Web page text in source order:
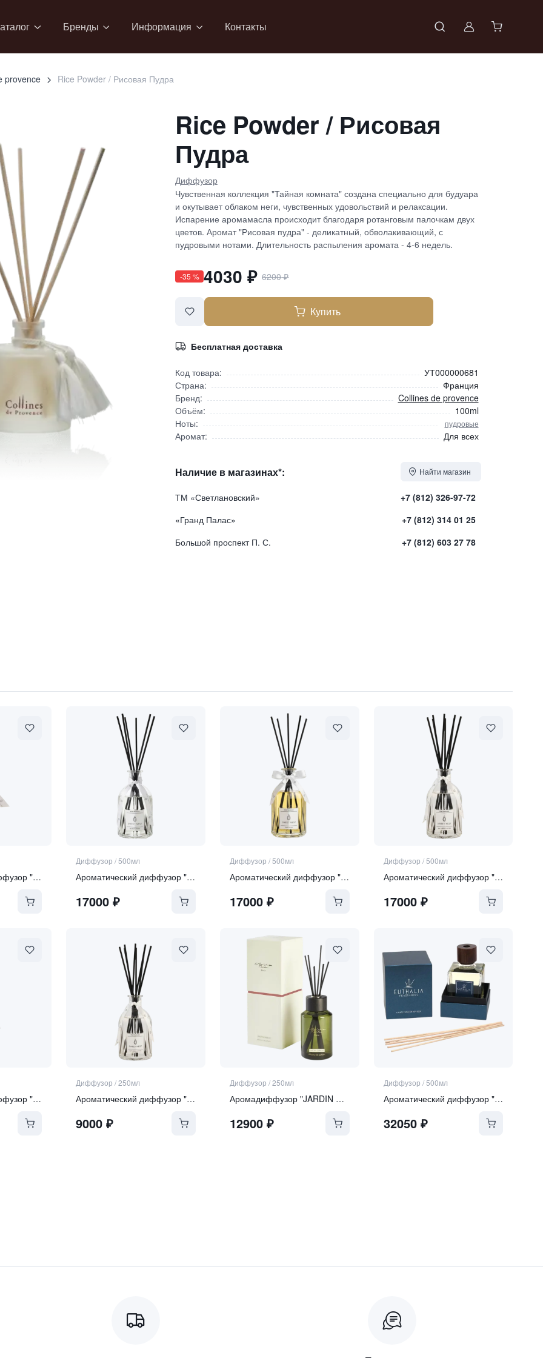
Бренды Информация Контакты Войти в
provence Rice Powder / Рисовая Пудра
Rice Powder / Рисовая
Пудра
Диффузор
Чувственная коллекция "Тайная комната" создана специально для будуара
и окутывает облаком неги, чувственных удовольствий и релаксации.
Испарение аромамасла происходит благодаря ротанговым палочкам двух
цветов. Аромат "Рисовая пудра" - деликатный, обволакивающий, с
пудровыми нотами. Длительность распыления аромата - 4-6 недель.
-35 % 4030 ₽6200₽
Купить
Бесплатная доставка
Код товара:
УТ000000681
Страна:
Франция
Бренд:
Collines de provence
Объём:
100ml
Ноты:
пудровые
Аромат: Для всех
Наличие в магазинах*: Найти магазин
ТМ «Светлановский»
+7 (812) 326-97-72
«Гранд Палас»
+7 (812) 314 01 25
Большой проспект П. С.
+7 (812) 603 27 78
Ароматический диффузор "Pure Rose"
Диффузор /500мл
Ароматический диффузор "Sea Salt and Orchid"
17000 ₽
Диффузор /500мл
Ароматический диффузор "Tonka and Oud"
17000₽
Диффузор /500мл
Ароматический диффузор "Soft Linen & Cotton"
17000₽
Ароматический диффузор "Tonka and Oud"
Диффузор /250мл
Ароматический диффузор "Soft Linen & Cotton"
9000 ₽
Диффузор /250мл
Аромадиффузор "JARDIN ORIENT"
12900₽
Диффузор /500мл
Ароматический диффузор "Zanzibar"
32050₽